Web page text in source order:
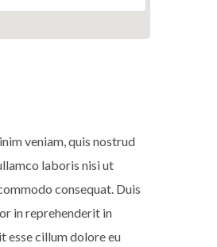
veniam, quis nostrud
laboris nisi ut
consequat. Duis
in reprehenderit in
esse cillum dolore eu